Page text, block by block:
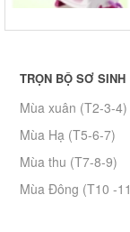
TRỌN BỘ SƠ SINH
Mùa xuân (T2-3-4)
Mùa Hạ (T5-6-7)
Mùa thu (T7-8-9)
Mùa Đông (T10 -